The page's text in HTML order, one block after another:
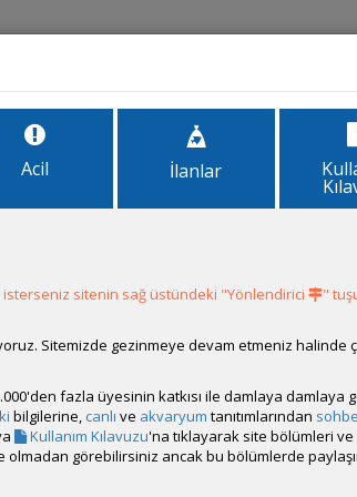
T. Annectens, T. duboisi, T. brichardi, T. sp.
kayalık bulmak neredeyse imkansızdır.
yosunları kazarlar. Tüm Tropheus türleri
sahiplenir, bu da akvaryumda ne büyük zorluk
sonra erkeklerin bölgesini terk
yumurtlamadan sonra kendi beslenme
haftadır. Akvaryumda erkekler çok sert
türleri bir arada tutulmamalıdırlar. Bu
Acil İlanlar
sitenin sağ üstündeki "Yönlendirici
"
Sitemizde gezinmeye devam etmeniz halinde
fazla üyesinin katkısı ile damlaya damlaya
bilgilerine, canlı ve akvaryum tanıtımlarından
Kullanım Kılavuzu'na tıklayarak site bölümleri ve
olmadan görebilirsiniz ancak bu bölümlerde